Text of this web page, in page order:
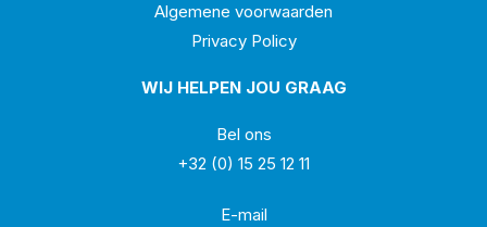
Algemene voorwaarden
Privacy Policy
WIJ HELPEN JOU GRAAG
Bel ons
+32 (0) 15 25 12 11
E-mail